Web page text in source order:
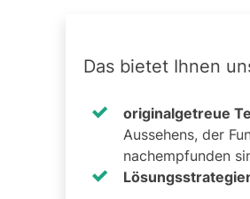
Das bietet Ihnen
originalgetreue
Aussehens, der
nachempfunden